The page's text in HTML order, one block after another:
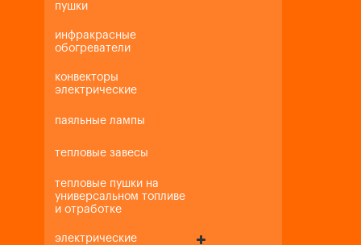
пушки
инфракрасные
обогреватели
конвекторы
электрические
паяльные лампы
тепловые завесы
тепловые пушки на
универсальном топливе
и отработке
электрические